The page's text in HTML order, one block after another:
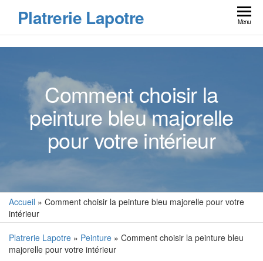
Platrerie Lapotre Menu
Comment choisir la
peinture bleu majorelle
pour votre intérieur
Accueil » Comment choisir la peinture bleu majorelle pour votre
intérieur
Platrerie Lapotre » Peinture » Comment choisir la peinture bleu
majorelle pour votre intérieur